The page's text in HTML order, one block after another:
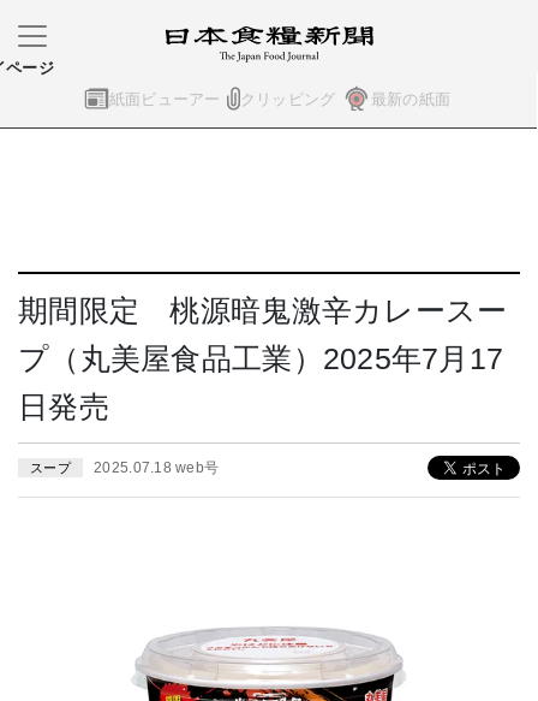
紙面ビューアー クリッピング 最新の紙面
ページ
期間限定 桃源暗鬼激辛カレースー
プ（丸美屋食品工業）2025年7月17
日発売
スープ 2025.07.18 web号